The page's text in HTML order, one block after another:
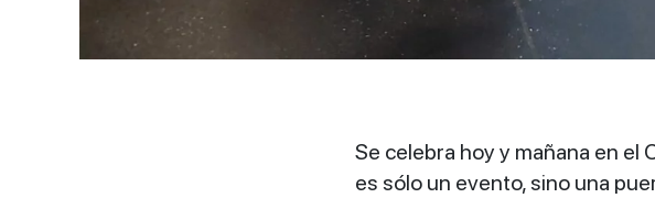
Se celebra hoy y mañana en el
es sólo un evento, sino una